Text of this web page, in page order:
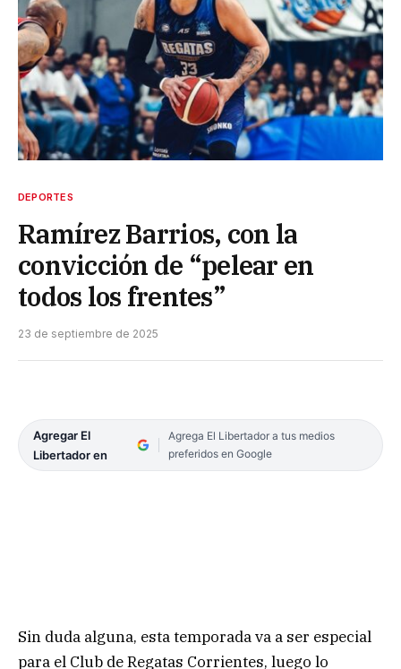
DEPORTES
Ramírez Barrios, con la
convicción de “pelear en
todos los frentes”
23 de septiembre de 2025
Agregar El
Libertador en
Agrega El Libertador a tus medios
preferidos en Google
Sin duda alguna, esta temporada va a ser especial
para el Club de Regatas Corrientes, luego lo